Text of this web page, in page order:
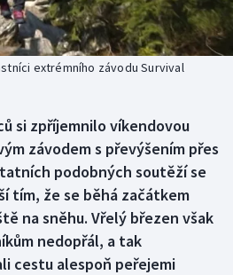
extrémního závodu Survival
si zpříjemnilo víkendovou
závodem s převýšením přes
podobných soutěží se
tím, že se běhá začátkem
na sněhu. Vřelý březen však
nedopřál, a tak
cestu alespoň peřejemi